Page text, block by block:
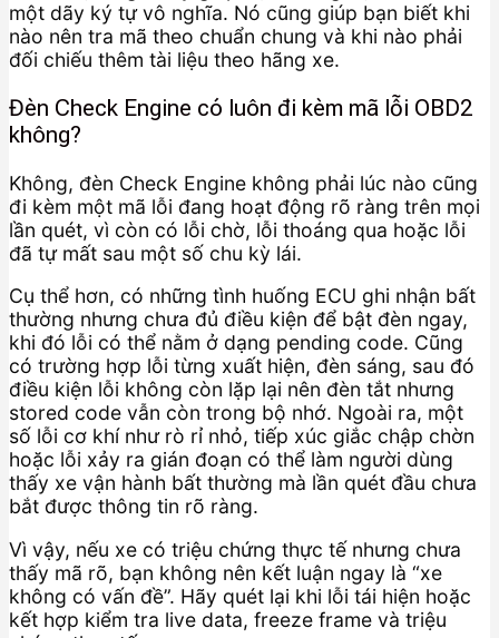
một dãy ký tự vô nghĩa. Nó cũng giúp bạn biết khi
nào nên tra mã theo chuẩn chung và khi nào phải
đối chiếu thêm tài liệu theo hãng xe.
Đèn Check Engine có luôn đi kèm mã lỗi OBD2
không?
Không, đèn Check Engine không phải lúc nào cũng
đi kèm một mã lỗi đang hoạt động rõ ràng trên mọi
lần quét, vì còn có lỗi chờ, lỗi thoáng qua hoặc lỗi
đã tự mất sau một số chu kỳ lái.
Cụ thể hơn, có những tình huống ECU ghi nhận bất
thường nhưng chưa đủ điều kiện để bật đèn ngay,
khi đó lỗi có thể nằm ở dạng pending code. Cũng
có trường hợp lỗi từng xuất hiện, đèn sáng, sau đó
điều kiện lỗi không còn lặp lại nên đèn tắt nhưng
stored code vẫn còn trong bộ nhớ. Ngoài ra, một
số lỗi cơ khí như rò rỉ nhỏ, tiếp xúc giắc chập chờn
hoặc lỗi xảy ra gián đoạn có thể làm người dùng
thấy xe vận hành bất thường mà lần quét đầu chưa
bắt được thông tin rõ ràng.
Vì vậy, nếu xe có triệu chứng thực tế nhưng chưa
thấy mã rõ, bạn không nên kết luận ngay là “xe
không có vấn đề”. Hãy quét lại khi lỗi tái hiện hoặc
kết hợp kiểm tra live data, freeze frame và triệu